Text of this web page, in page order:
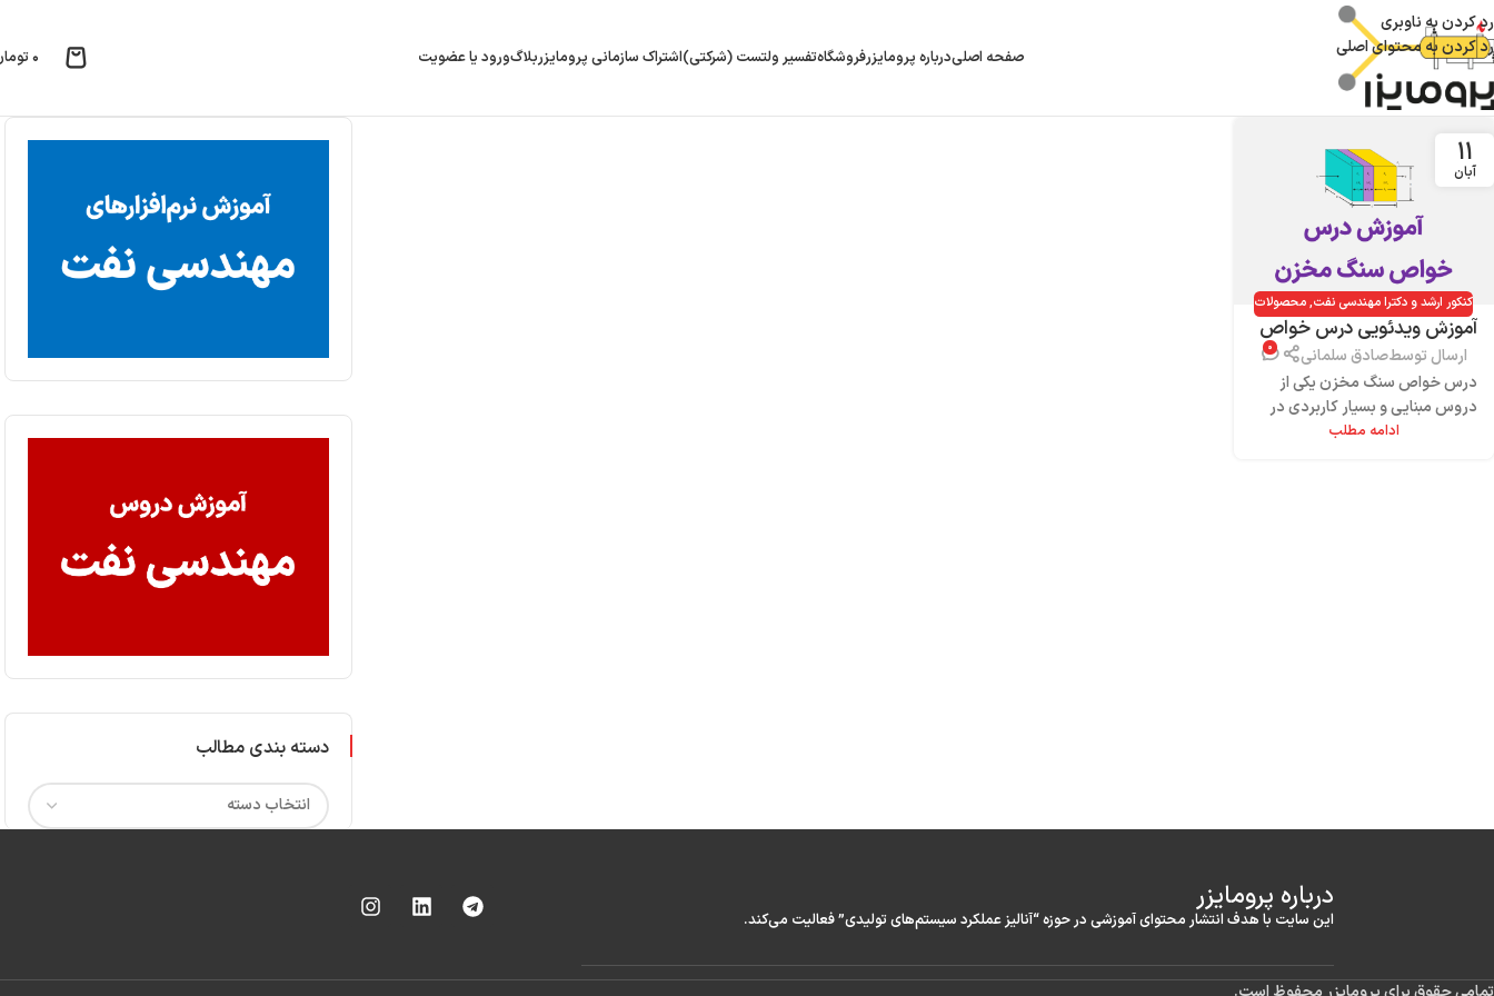
رد کردن به ناوبری
رد کردن به محتوای اصلی
صفحه اصلیدرباره پرومایزرفروشگاهتفسیر ولتست (شرکتی)اشتراک سازمانی پرومایزربلاگورود یا عضویت ۰
۱۱
آبان
کنکور ارشد و دکترا مهندسی نفت,محصولات
آموزش ویدئویی درس خواص
سنگ مخزن (به همراه نکته و
تست کنکور)
ارسال توسطصادق سلمانی ۰
درس خواص سنگ مخزن یکی از
دروس مبنایی و بسیار کاربردی در
رشته مهندسی نفت است که هر سال
ادامه مطلب
دسته بندی مطالب
درباره‌ پرومایزر
این سایت با هدف انتشار محتوای آموزشی در حوزه “آنالیز عملکرد سیستم‌های تولیدی” فعالیت می‌کند.